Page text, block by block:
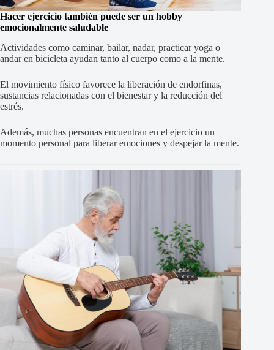
Hacer ejercicio también puede ser un hobby
emocionalmente saludable
Actividades como caminar, bailar, nadar, practicar yoga o
andar en bicicleta ayudan tanto al cuerpo como a la mente.
El movimiento físico favorece la liberación de endorfinas,
sustancias relacionadas con el bienestar y la reducción del
estrés.
Además, muchas personas encuentran en el ejercicio un
momento personal para liberar emociones y despejar la mente.